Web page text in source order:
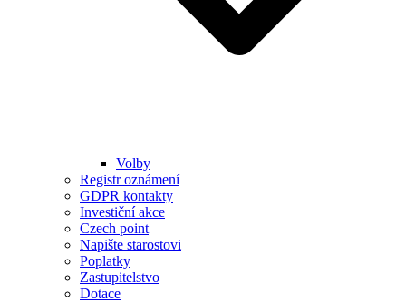
Volby
Registr oznámení
GDPR kontakty
Investiční akce
Czech point
Napište starostovi
Poplatky
Zastupitelstvo
Dotace